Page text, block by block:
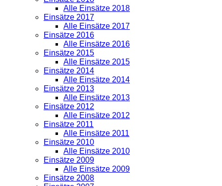
Alle Einsätze 2018
Einsätze 2017
Alle Einsätze 2017
Einsätze 2016
Alle Einsätze 2016
Einsätze 2015
Alle Einsätze 2015
Einsätze 2014
Alle Einsätze 2014
Einsätze 2013
Alle Einsätze 2013
Einsätze 2012
Alle Einsätze 2012
Einsätze 2011
Alle Einsätze 2011
Einsätze 2010
Alle Einsätze 2010
Einsätze 2009
Alle Einsätze 2009
Einsätze 2008